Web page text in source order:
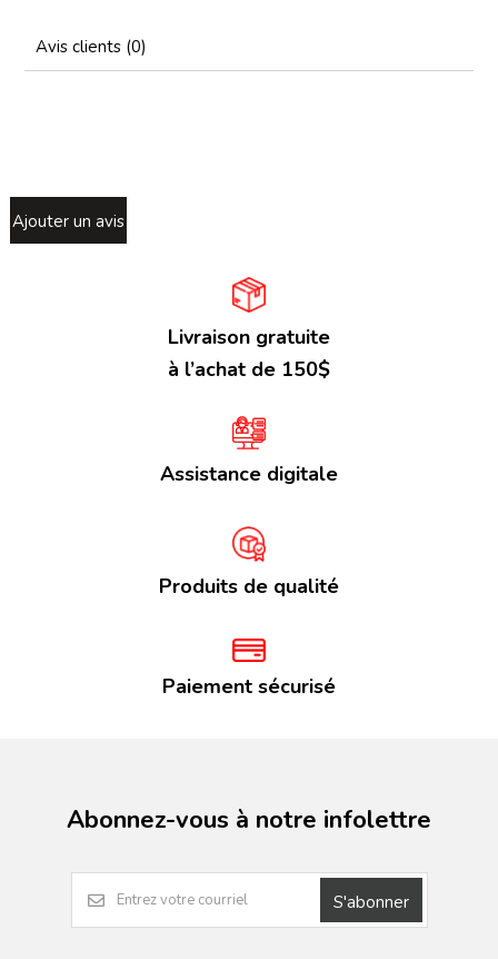
Avis clients (0)
Ajouter un avis
Livraison gratuite
à l’achat de 150$
Assistance digitale
Produits de qualité
Paiement sécurisé
Abonnez-vous à notre infolettre
S'abonner